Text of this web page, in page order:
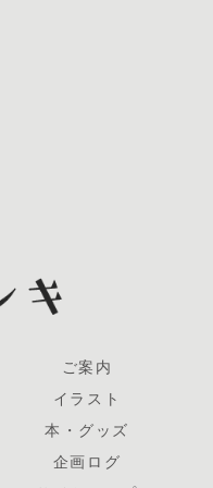
ご案内
イラスト
本・グッズ
企画ログ